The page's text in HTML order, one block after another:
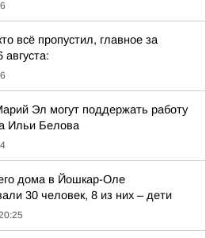
всё пропустил, главное за
августа:
Эл могут поддержать работу
Ильи Белова
дома в Йошкар-Оле
30 человек, 8 из них – дети